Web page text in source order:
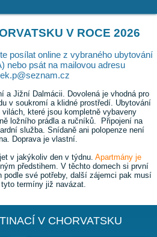
Nerozhoduje
V
posílat online z
nebo psát na mailovou
a Jižní Dalmácii. Dovolená
v soukromí a klidné
vilách, které jsou kompletně
Doprava je vlastní.